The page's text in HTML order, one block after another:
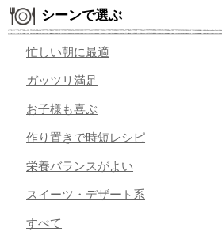
シーンで選ぶ
忙しい朝に最適
ガッツリ満足
お子様も喜ぶ
作り置きで時短レシピ
栄養バランスがよい
スイーツ・デザート系
すべて